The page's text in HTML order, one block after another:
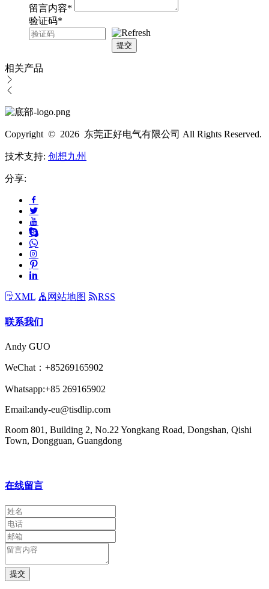
留言内容*
验证码*
提交
相关产品
Copyright © 2026 东莞正好电气有限公司 All Rights Reserved.
技术支持: 创想九州
分享:
XML 网站地图 RSS
联系我们
Andy GUO
WeChat：+85269165902
Whatsapp:+85 269165902
Email:andy-eu@tisdlip.com
Room 801, Building 2, No.22 Yongkang Road, Dongshan, Qishi
Town, Dongguan, Guangdong
在线留言
提交